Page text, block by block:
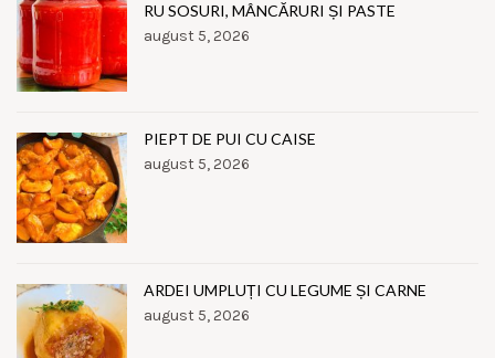
RU SOSURI, MÂNCĂRURI ȘI PASTE
august 5, 2026
PIEPT DE PUI CU CAISE
august 5, 2026
ARDEI UMPLUȚI CU LEGUME ȘI CARNE
august 5, 2026